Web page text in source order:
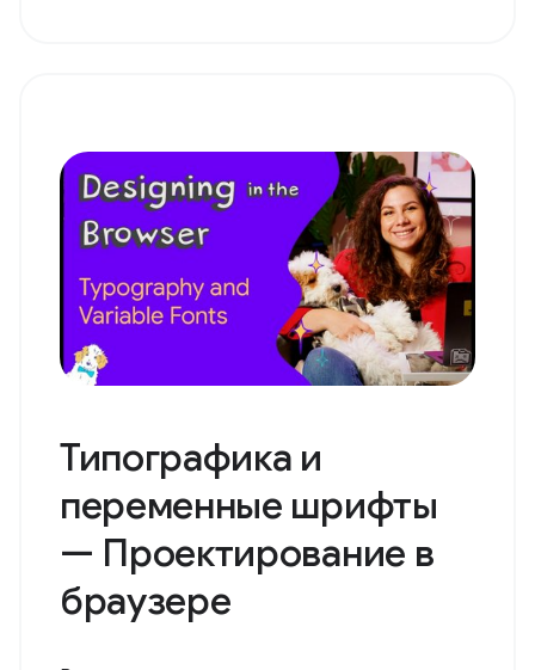
Типографика и
переменные шрифты
— Проектирование в
браузере